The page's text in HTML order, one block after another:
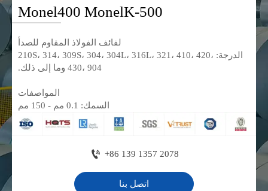
Monel400 MonelK-500
لفائف الفولاذ المقاوم للصدأ
الدرجة: 210S، 314، 309S، 304، 304L، 316L، 321، 410، 420،
430، 904 وما إلى ذلك.
المواصفات
السمك: 0.1 مم - 150 مم
 +86 139 1357 2078
اتصل بنا